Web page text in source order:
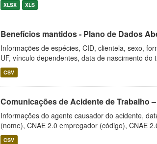
XLSX XLS
Benefícios mantidos - Plano de Dados
Informações de espécies, CID, clientela, sexo,
UF, vínculo dependentes, data de nascimento do
CSV
Comunicações de Acidente de Trabalho
Informações do agente causador do acidente,
(nome), CNAE 2.0 empregador (código), CNAE
CSV